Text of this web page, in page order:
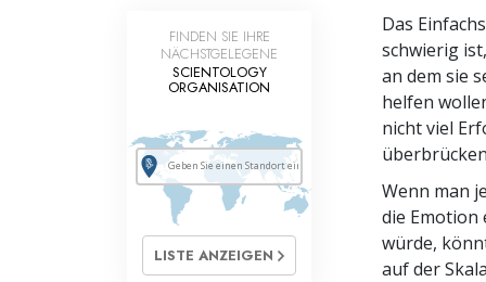
Das
schwierig
an dem sie
helfen
nicht viel
Wenn man
die Emotion
würde,
auf der
FINDEN SIE IHRE
NÄCHSTGELEGENE
SCIENTOLOGY
ORGANISATION
LISTE ANZEIGEN